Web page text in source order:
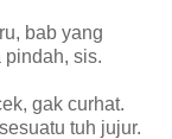
bab yang
sis.
gak curhat.
tuh jujur.